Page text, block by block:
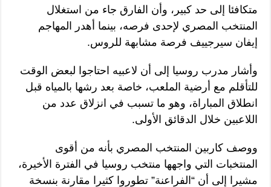
متكافئا إلى حد كبير، وأن الفارق جاء من استغلال
المنتخب المصري لإحدى فرصه، بينما أهدر المهاجم
إيفان سيرجييف فرصة مشابهة للروس.
وأشار مدرب روسيا إلى أن لاعبيه احتاجوا لبعض الوقت
للتأقلم مع أرضية الملعب، خاصة بعد رشها بالمياه قبل
انطلاق المباراة، وهو ما تسبب في انزلاق عدد من
اللاعبين خلال الدقائق الأولى.
ووصف كاربين المنتخب المصري بأنه من أقوى
المنتخبات التي واجهها منتخب روسيا في الفترة الأخيرة،
مشيرا إلى أن “الفراعنة” تطوروا كثيرا مقارنة بنسخة